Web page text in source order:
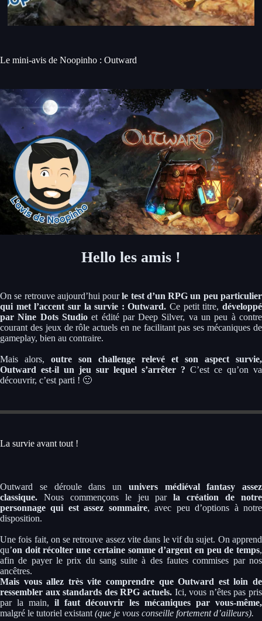
Le mini-avis de Noopinho : Outward
Hello les amis !
On se retrouve aujourd’hui pourle test d’un RPG un peu particulier
qui met l’accent sur la survie : Outward. Ce petit titre,développé
par Nine Dots Studioet édité par Deep Silver, va un peu à contre
courant des jeux de rôle actuels en ne facilitant pas ses mécaniques de
gameplay, bien au contraire.
Mais alors, outre son challenge relevé et son aspect survie,
Outward est-il un jeu sur lequel s’arrêter ? C’est ce qu’on va
découvrir, c’est parti ! 🙂
La survie avant tout !
Outward se déroule dans un univers médiéval fantasy assez
classique. Nous commençons le jeu parla création de notre
personnage qui est assez sommaire, avec peu d’options à notre
disposition.
Une fois fait, on se retrouve assez vite dans le vif du sujet. On apprend
qu’on doit récolter une certaine somme d’argent en peu de temps,
afin de payer le prix du sang suite à des fautes commises par nos
ancêtres.
Mais vous allez très vite comprendre que Outward est loin de
ressembler aux standards des RPG actuels. Ici, vous n’êtes pas pris
par la main, il faut découvrir les mécaniques par vous-même,
malgré le tutoriel existant (que je vous conseille fortement d’ailleurs).